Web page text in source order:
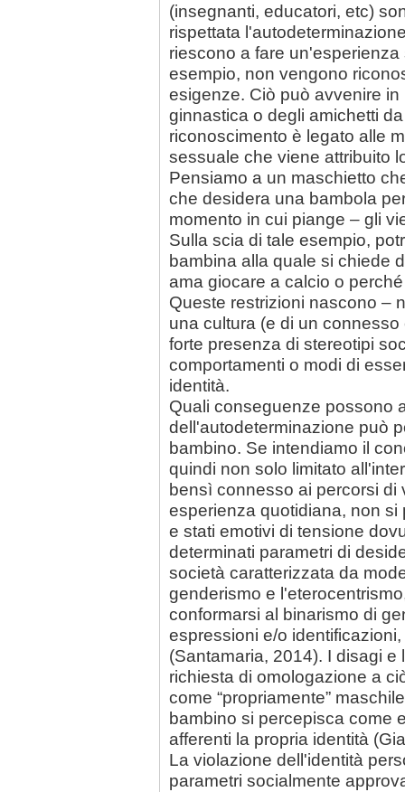
(insegnanti, educatori, etc)
rispettata
riescono a fare
esempio, non vengono
esigenze. Ciò può avvenire
ginnastica o degli amichetti
riconoscimento è legato alle
sessuale che viene attribuito
Pensiamo a un maschietto
che desidera una bambola
momento in cui piange – gli
Sulla scia di tale esempio,
bambina alla quale si chiede
ama giocare a calcio o
Queste restrizioni nascono –
una cultura (e di un
forte presenza di stereotipi
comportamenti o modi di
identità.
Quali conseguenze possono
dell'autodeterminazione può
bambino. Se intendiamo il
quindi non solo limitato
bensì connesso ai percorsi di
esperienza quotidiana, non
e stati emotivi di tensione
determinati parametri di
società caratterizzata da
genderismo e
conformarsi al binarismo di
espressioni e/o
(Santamaria, 2014). I disagi
richiesta di omologazione a
come “propriamente”
bambino si percepisca come
afferenti la propria identità
La violazione dell'identità
parametri socialmente